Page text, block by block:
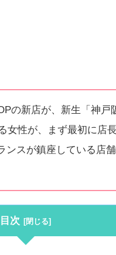
の新店が、新生「神戸
女性が、まず最初に店
スが鎮座している店
目次